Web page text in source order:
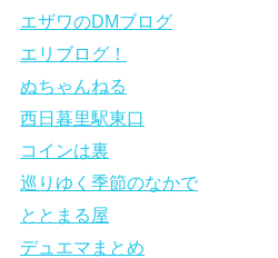
エザワのDMブログ
エリブログ！
ぬちゃんねる
西日暮里駅東口
コインは裏
巡りゆく季節のなかで
ととまる屋
デュエマまとめ